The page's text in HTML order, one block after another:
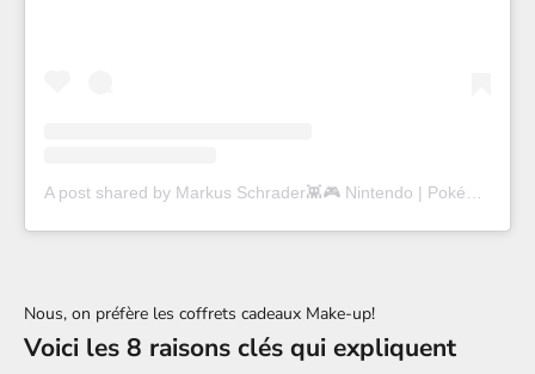
A post shared by Markus Schrader👾🎮 Nintendo | Pokémon | Gaming | Retro (@tprshadow)
Nous, on préfère les coffrets cadeaux Make-up!
Voici les 8 raisons clés qui expliquent